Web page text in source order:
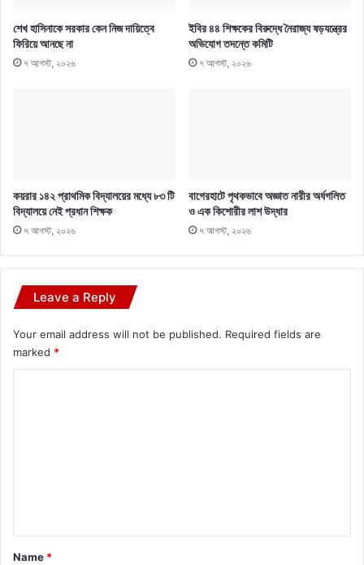
শেখ হাসিনাকে সরকার কেন নিজ দায়িত্বে
ফিরিয়ে আনছে না
৭ আগস্ট, ২০২৬
ইবির ৪৪ শিক্ষকের বিরুদ্ধে নৈরাজ্য ষড়যন্ত্রের
অভিযোগ তদন্তে কমিটি
৭ আগস্ট, ২০২৬
কয়রার ১৪২ প্রাথমিক বিদ্যালয়ের মধ্যে ৮৩ টি
বিদ্যালয়ে নেই প্রধান শিক্ষক
৭ আগস্ট, ২০২৬
বাগেরহাটে পৃথকভাবে অজ্ঞাত নারীর অর্ধগলিত
ও এক কিশোরীর লাশ উদ্ধার
৭ আগস্ট, ২০২৬
Leave a Reply
Your email address will not be published. Required fields are
marked *
*
Name *